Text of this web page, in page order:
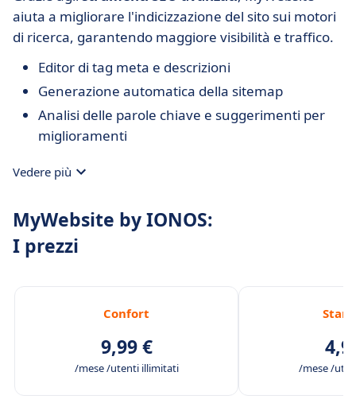
aiuta a migliorare l'indicizzazione del sito sui motori
di ricerca, garantendo maggiore visibilità e traffico.
Editor di tag meta e descrizioni
Generazione automatica della sitemap
Analisi delle parole chiave e suggerimenti per
miglioramenti
Vedere più
MyWebsite by IONOS:
I prezzi
Confort
9,99 €
/mese /utenti illimitati /mese /